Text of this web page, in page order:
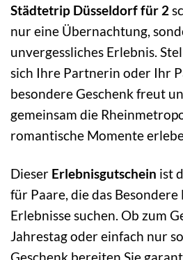
Städtetrip Düsseldorf für 2
nur eine Übernachtung,
unvergessliches Erlebnis.
sich Ihre Partnerin oder Ihr
besondere Geschenk freut
gemeinsam die
romantische Momente
Dieser Erlebnisgutschein ist
für Paare, die das
Erlebnisse suchen. Ob zum
Jahrestag oder einfach nur
Geschenk bereiten Sie